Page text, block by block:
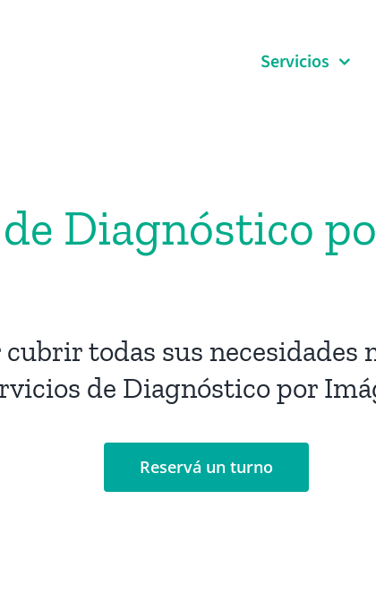
Servicios
Diagnóstico
todas sus necesidades
de Diagnóstico por
Reservá un turno